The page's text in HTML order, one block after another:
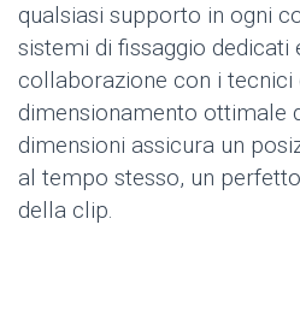
qualsiasi supporto in ogni
sistemi di fissaggio dedicati
collaborazione con i tecnici
dimensionamento ottimale
dimensioni assicura un
al tempo stesso, un
della clip.